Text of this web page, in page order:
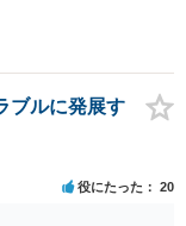
ブルに発展す
役にたった 20